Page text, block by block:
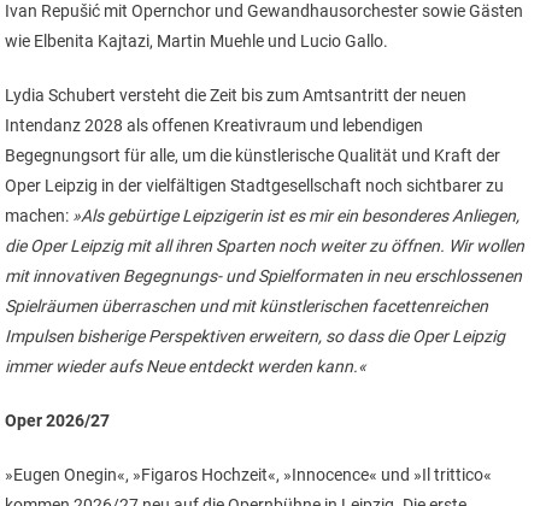
Ivan Repušić mit Opernchor und Gewandhausorchester sowie Gästen
wie Elbenita Kajtazi, Martin Muehle und Lucio Gallo.
Lydia Schubert versteht die Zeit bis zum Amtsantritt der neuen
Intendanz 2028 als offenen Kreativraum und lebendigen
Begegnungsort für alle, um die künstlerische Qualität und Kraft der
Oper Leipzig in der vielfältigen Stadtgesellschaft noch sichtbarer zu
machen: »Als gebürtige Leipzigerin ist es mir ein besonderes Anliegen,
die Oper Leipzig mit all ihren Sparten noch weiter zu öffnen. Wir wollen
mit innovativen Begegnungs- und Spielformaten in neu erschlossenen
Spielräumen überraschen und mit künstlerischen facettenreichen
Impulsen bisherige Perspektiven erweitern, so dass die Oper Leipzig
immer wieder aufs Neue entdeckt werden kann.«
Oper 2026/27
»Eugen Onegin«, »Figaros Hochzeit«, »Innocence« und »Il trittico«